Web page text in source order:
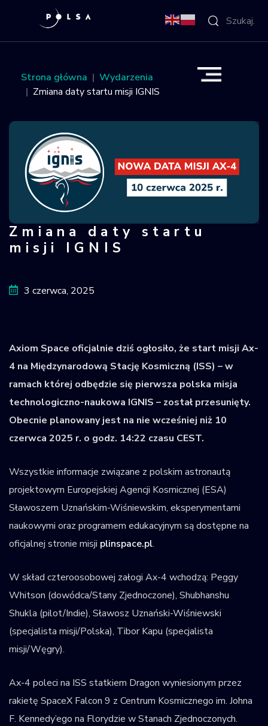
O Agencji
Misja IGNIS
NSIS
Sektor
Polska w
kosmosie
Krajowy Rejestr
Obiektów
Strona główna
Wydarzenia
Zmiana daty startu misji IGNIS
Zmiana daty startu misji IGNIS
Zmiana daty startu
misji IGNIS
3 czerwca, 2025
Axiom Space oficjalnie dziś ogłosiło, że start misji Ax-
4 na Międzynarodową Stację Kosmiczną (ISS) – w
ramach której odbędzie się pierwsza polska misja
technologiczno-naukowa IGNIS – został przesunięty.
Obecnie planowany jest na nie wcześniej niż 10
czerwca 2025 r. o godz. 14:22 czasu CEST.
Wszystkie informacje związane z polskim astronautą
projektowym Europejskiej Agencji Kosmicznej (ESA)
Sławoszem Uznańskim-Wiśniewskim, eksperymentami
naukowymi oraz programem edukacyjnym są dostępne na
oficjalnej stronie misji plinspace.pl.
W skład czteroosobowej załogi Ax-4 wchodzą: Peggy
Whitson (dowódca/Stany Zjednoczone), Shubhanshu
Shukla (pilot/Indie), Sławosz Uznański-Wiśniewski
(specjalista misji/Polska), Tibor Kapu (specjalista
misji/Węgry).
Ax-4 poleci na ISS statkiem Dragon wyniesionym przez
rakietę SpaceX Falcon 9 z Centrum Kosmicznego im. Johna
F. Kennedy’ego na Florydzie w Stanach Zjednoczonych.